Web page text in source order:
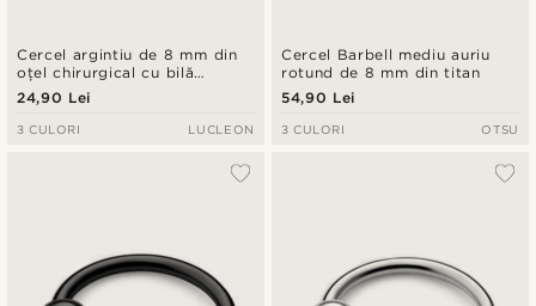
Cercel argintiu de 8 mm din
oțel chirurgical cu bilă
captivă
24,90 Lei
3 CULORI LUCLEON
Cercel Barbell mediu auriu
rotund de 8 mm din titan
54,90 Lei
3 CULORI OTSU